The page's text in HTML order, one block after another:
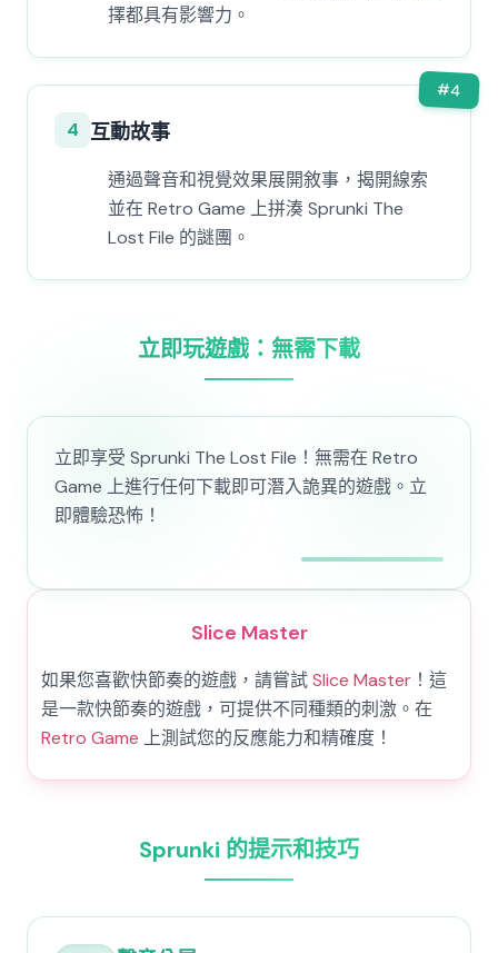
擇都具有影響力。
#4
4 互動故事
通過聲音和視覺效果展開敘事，揭開線索
並在 Retro Game 上拼湊 Sprunki The
Lost File 的謎團。
立即玩遊戲：無需下載
立即享受 Sprunki The Lost File！無需在 Retro
Game 上進行任何下載即可潛入詭異的遊戲。立
即體驗恐怖！
Slice Master
如果您喜歡快節奏的遊戲，請嘗試Slice Master ！這
是一款快節奏的遊戲，可提供不同種類的刺激。在
Retro Game 上測試您的反應能力和精確度！
Sprunki 的提示和技巧